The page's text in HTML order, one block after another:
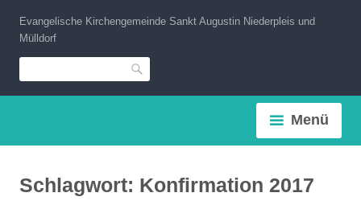
Inhalt
springen
Evangelische Kirchengemeinde Sankt Augustin Niederpleis und
Mülldorf
Suche
Menü
Schlagwort: Konfirmation 2017